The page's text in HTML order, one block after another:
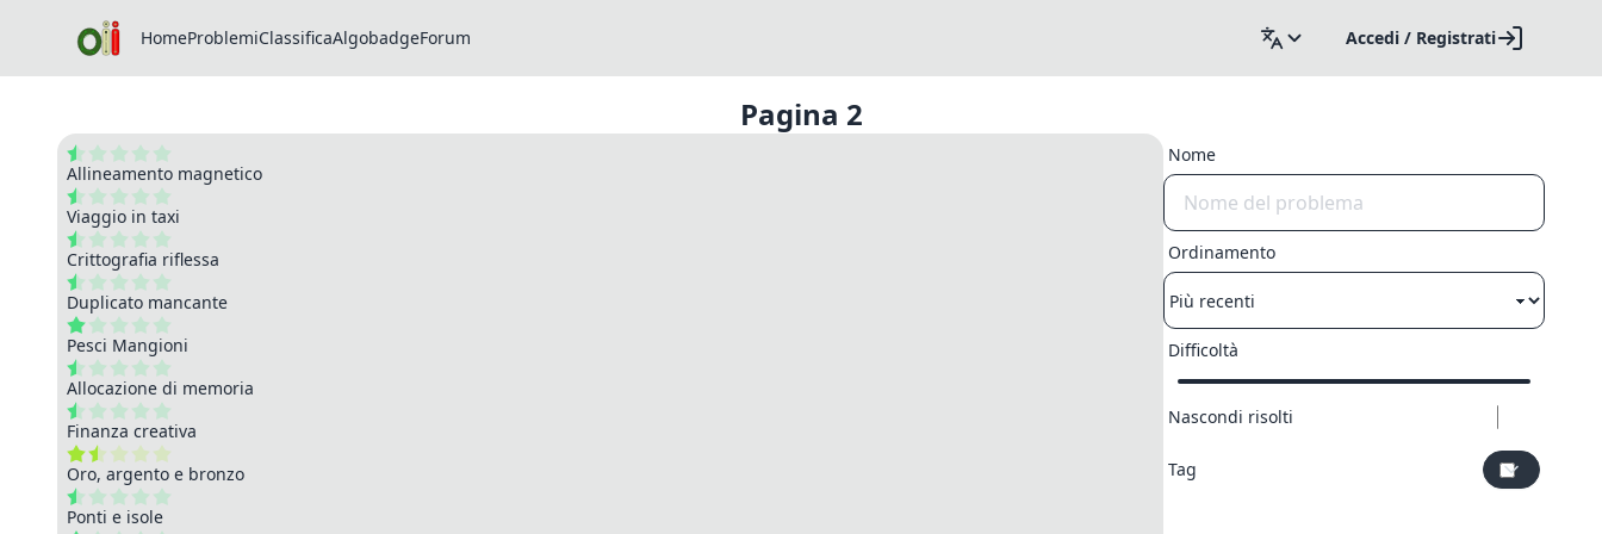
HomeProblemiClassificaAlgobadgeForum Accedi / Registrati
Pagina 2
Allineamento magnetico
Viaggio in taxi
Crittografia riflessa
Duplicato mancante
Pesci Mangioni
Allocazione di memoria
Finanza creativa
Oro, argento e bronzo
Ponti e isole
Nome
Ordinamento
Difficoltà
Nascondi risolti
Tag